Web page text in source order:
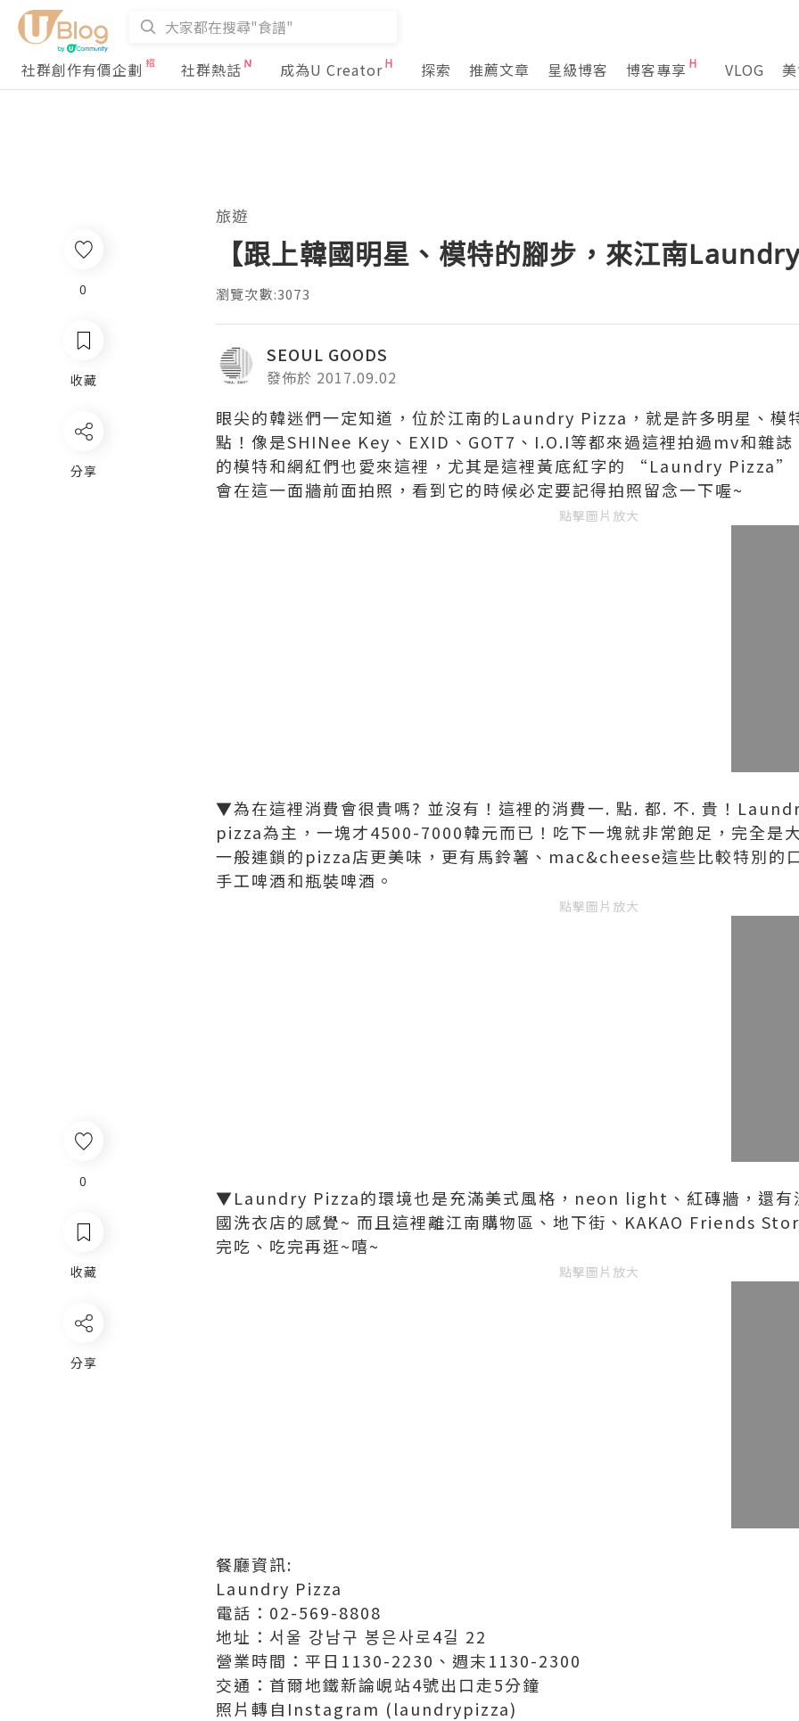
社群創作有價企劃
社群熱話 成為U Creator 探索 推薦文章 星級博客 博客專享 VLOG
0
收藏
分享
旅遊
【跟上韓國明星、模特的腳步，來江南Laundry
瀏覽次數:3073
SEOUL GOODS
發佈於 2017.09.02
眼尖的韓迷們一定知道，位於江南的Laundry Pizza，就是許多明星、模
點！像是SHINee Key、EXID、GOT7、I.O.I等都來過這裡拍過mv和雜誌
的模特和網紅們也愛來這裡，尤其是這裡黃底紅字的 “Laundry Pizza”
會在這一面牆前面拍照，看到它的時候必定要記得拍照留念一下喔~
點擊圖片放大
▼為在這裡消費會很貴嗎? 並沒有！這裡的消費一. 點. 都. 不. 貴！
pizza為主，一塊才4500-7000韓元而已！吃下一塊就非常飽足，完全是
一般連鎖的pizza店更美味，更有馬鈴薯、mac&cheese這些比較特別的
手工啤酒和瓶裝啤酒。
點擊圖片放大
▼Laundry Pizza的環境也是充滿美式風格，neon light、紅磚牆，還有
國洗衣店的感覺~ 而且這裡離江南購物區、地下街、KAKAO Friends
完吃、吃完再逛~嘻~
點擊圖片放大
餐廳資訊:
Laundry Pizza
電話：02-569-8808
地址：서울 강남구 봉은사로4길 22
營業時間：平日1130-2230、週末1130-2300
交通：首爾地鐵新論峴站4號出口走5分鐘
照片轉自Instagram (laundrypizza)
0
收藏
分享